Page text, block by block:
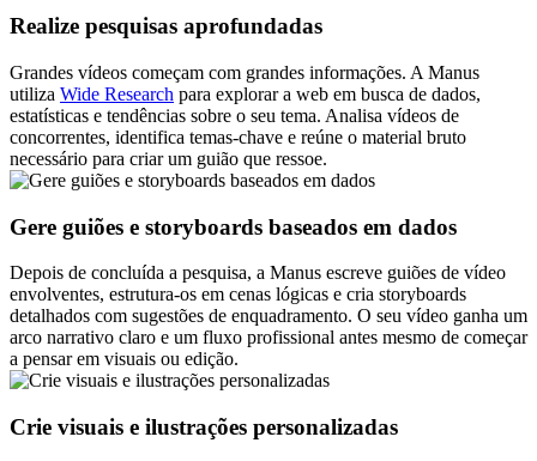
Realize pesquisas aprofundadas
Grandes vídeos começam com grandes informações. A Manus
utiliza Wide Research para explorar a web em busca de dados,
estatísticas e tendências sobre o seu tema. Analisa vídeos de
concorrentes, identifica temas-chave e reúne o material bruto
necessário para criar um guião que ressoe.
Gere guiões e storyboards baseados em dados
Depois de concluída a pesquisa, a Manus escreve guiões de vídeo
envolventes, estrutura-os em cenas lógicas e cria storyboards
detalhados com sugestões de enquadramento. O seu vídeo ganha um
arco narrativo claro e um fluxo profissional antes mesmo de começar
a pensar em visuais ou edição.
Crie visuais e ilustrações personalizadas